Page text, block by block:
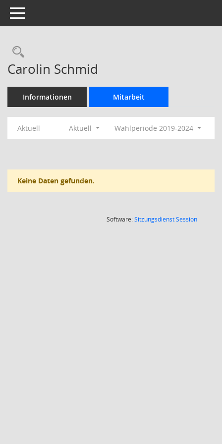
Toggle navigation
Rechercheauswahl
Carolin Schmid
Informationen Mitarbeit
Aktuell Aktuell Wahlperiode 2019-2024
Keine Daten gefunden.
Software:SitzungsdienstSession(Wird in